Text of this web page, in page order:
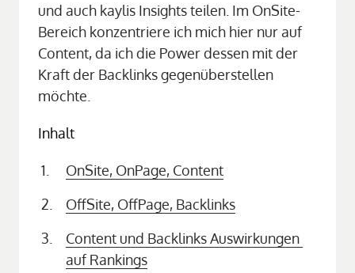
und auch kaylis Insights teilen. Im OnSite-
Bereich konzentriere ich mich hier nur auf
Content, da ich die Power dessen mit der
Kraft der Backlinks gegenüberstellen
möchte.
Inhalt
OnSite, OnPage, Content
OffSite, OffPage, Backlinks
Content und Backlinks
auf Rankings